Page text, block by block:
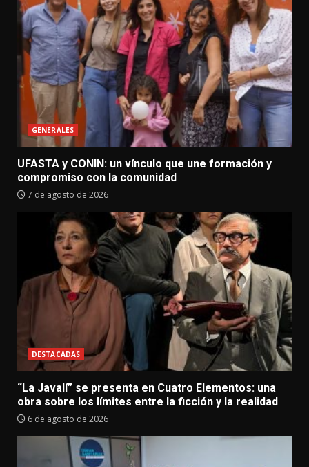
GENERALES
UFASTA y CONIN: un vínculo que une formación y
compromiso con la comunidad
7 de agosto de 2026
DESTACADAS
“La Javalí” se presenta en Cuatro Elementos: una
obra sobre los límites entre la ficción y la realidad
6 de agosto de 2026